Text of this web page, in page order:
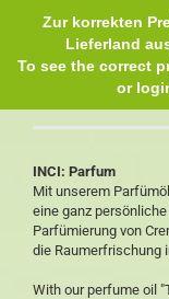
Zur korrekten
Lieferland
To see the correct
or
Parfümöl
INCI: Parfum
Mit unserem
eine ganz
Parfümierung von
die Raumerfrischung
With our perfume oil